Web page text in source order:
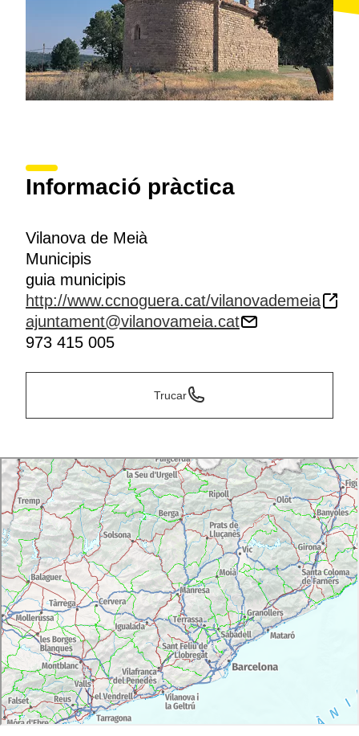
Informació pràctica
Vilanova de Meià
Municipis
guia municipis
http://www.ccnoguera.cat/vilanovademeia
ajuntament@vilanovameia.cat
973 415 005
Trucar